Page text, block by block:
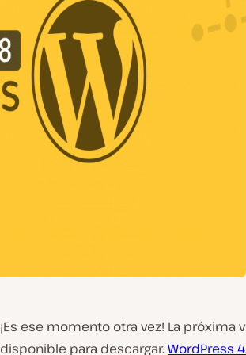
¡Es ese momento otra vez! La próxima
disponible para descargar. WordPress